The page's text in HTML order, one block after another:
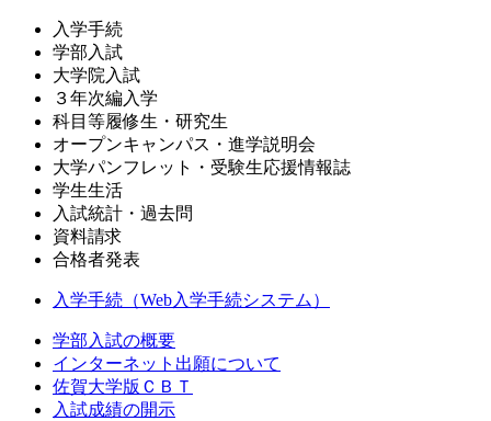
入学手続
学部入試
大学院入試
３年次編入学
科目等履修生・研究生
オープンキャンパス・進学説明会
大学パンフレット・受験生応援情報誌
学生生活
入試統計・過去問
資料請求
合格者発表
入学手続（Web入学手続システム）
学部入試の概要
インターネット出願について
佐賀大学版ＣＢＴ
入試成績の開示